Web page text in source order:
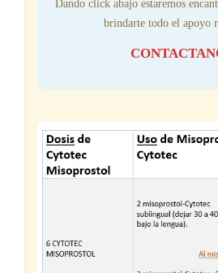
Dando click abajo estaremos
brindarte todo el apoyo